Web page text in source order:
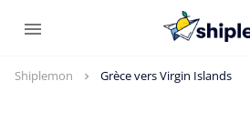
Shiplemon Grèce vers Virgin Islands